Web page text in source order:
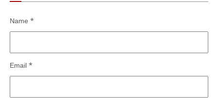
Name *
Email *